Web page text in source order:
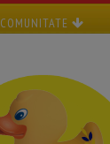
COMUNITATE